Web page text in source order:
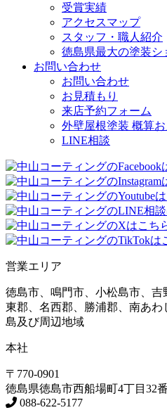
受賞実績
アクセスマップ
スタッフ・職人紹介
徳島県最大の塗装シ
お問い合わせ
お問い合わせ
お見積もり
来店予約フォーム
外壁屋根塗装 概算お
LINE相談
営業エリア
徳島市、鳴門市、小松島市、
東郡、名西郡、勝浦郡、南あ
島及び周辺地域
本社
〒770-0901
徳島県徳島市西船場町4丁目32
088-622-5177